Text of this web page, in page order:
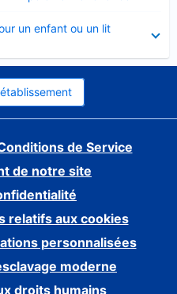
un enfant ou un lit
de Service
de notre site
relatifs aux cookies
personnalisées
moderne
droits humains